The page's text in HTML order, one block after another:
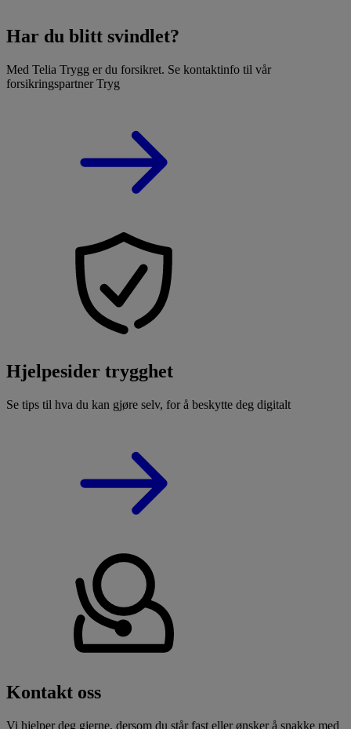
Har du blitt svindlet?
Med Telia Trygg er du forsikret. Se kontaktinfo til vår
forsikringspartner Tryg
Hjelpesider trygghet
Se tips til hva du kan gjøre selv, for å beskytte deg digitalt
Kontakt oss
Vi hjelper deg gjerne, dersom du står fast eller ønsker å snakke med